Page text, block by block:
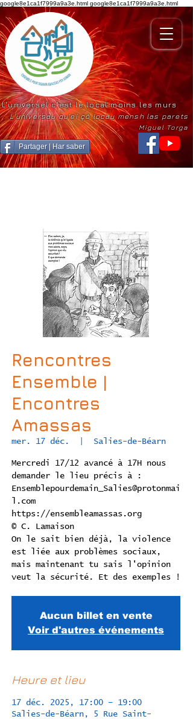
google8e1ca1f7999a9a3e.html google8e1ca1f7999a9a3e.html
Partager | Har saber
L'universel c'est le local moins les murs
L'universau qu'ei çò locau mensh las parets
Miguel Torga
Rencontres
Ensemble |
Encontres
Amassas
mer. 17 déc. Salies-de-Béarn
Mercredi 17/12 avancé à 17H nous
demander le lieu précis à :
Ensemblepourdemain_Salies@protonmai
l.com
https://ensembleamassas.org
© C. Lamaison
On le sait bien déjà, la violence
est liée aux problèmes sociaux,
mais maintenant tu sais l'opinion
veut la sécurité. Et des exemples !
Aucun billet en vente
Voir d'autres événements
Heure et lieu
17 déc. 2025, 17:00 – 19:00
Salies-de-Béarn, 5 Rue Saint-